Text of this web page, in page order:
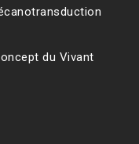
du Vivant